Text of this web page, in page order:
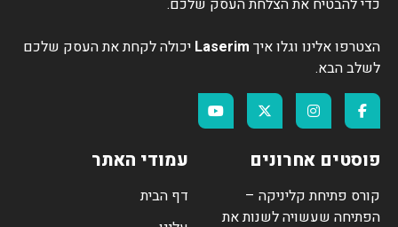
כדי להבטיח את הצלחת העסק שלכם.
הצטרפו אלינו וגלו איך Laserim יכולה לקחת את העסק שלכם
לשלב הבא.
פוסטים אחרונים
קורס פתיחת קליניקה –
הפתיחה שעשויה לשנות את
עמודי האתר
דף הבית